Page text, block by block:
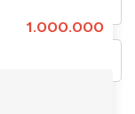
1.000.000